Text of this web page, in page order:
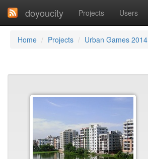
doyoucity Projects Users
Home Projects Urban Games 2014